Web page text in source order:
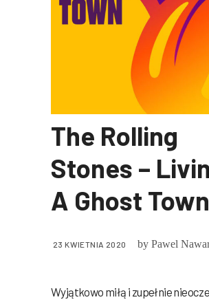
The Rolling
Stones –
A Ghost Town
23 KWIETNIA 2020 byPawel
Wyjątkowo miłą i zupełnie